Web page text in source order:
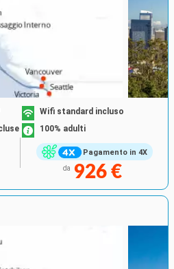
Pagamento in 4X
Wifi standard incluso
100% adulti
da 926 €